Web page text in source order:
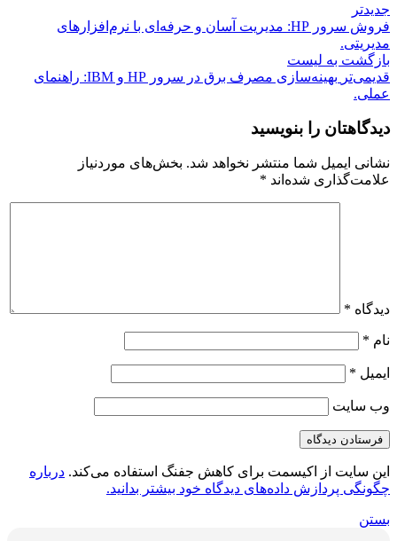
جدیدتر
فروش سرور HP: مدیریت آسان و حرفه‌ای با نرم‌افزارهای
مدیریتی.
بازگشت بە لیست
قدیمی‌تر
بهینه‌سازی مصرف برق در سرور HP و IBM: راهنمای
عملی.
دیدگاهتان را بنویسید
نشانی ایمیل شما منتشر نخواهد شد. بخش‌های موردنیاز
علامت‌گذاری شده‌اند *
دیدگاه *
نام *
ایمیل *
وب‌ سایت
این سایت از اکیسمت برای کاهش جفنگ استفاده می‌کند. درباره
چگونگی پردازش داده‌های دیدگاه خود بیشتر بدانید.
بستن